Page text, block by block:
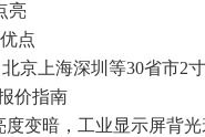
亮
点
京上海深圳等30省市2
价指南
变暗，工业显示屏背光